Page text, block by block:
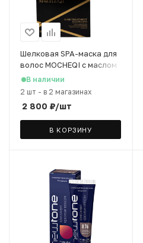
Шелковая SPA-маска для
волос MOCHEQI с маслом
семян жожоба, 500 мл
В наличии
2 шт - в 2 магазинах
2 800 ₽/шт
В КОРЗИНУ